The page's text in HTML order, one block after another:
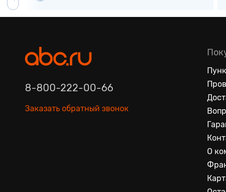
8-800-222-00-66
Заказать обратный звонок
О